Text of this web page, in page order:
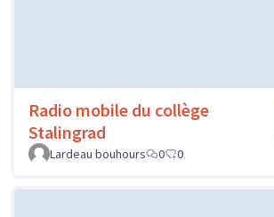
Radio mobile du collège
Stalingrad
Lardeau bouhours
0 0